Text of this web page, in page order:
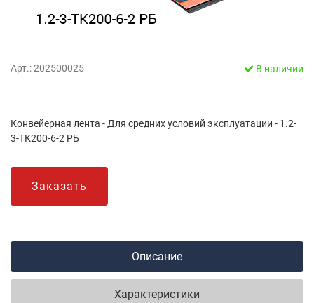
Арт.: 202500025 В наличии
Конвейерная лента - Для средних условий эксплуатации - 1.2-
3-ТК200-6-2 РБ
Заказать
Описание
Характеристики